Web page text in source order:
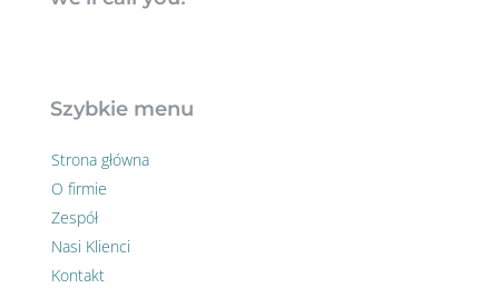
Szybkie menu
Strona główna
O firmie
Zespół
Nasi Klienci
Kontakt